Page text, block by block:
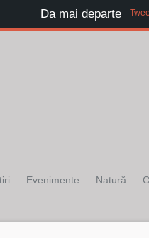
Evenimente Natură
Da mai departe